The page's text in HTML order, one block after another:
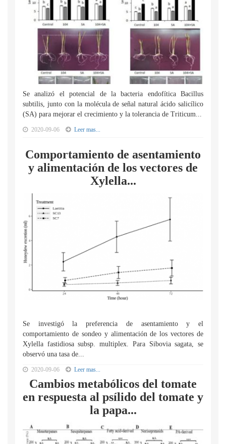
Se analizó el potencial de la bacteria endofítica Bacillus
subtilis, junto con la molécula de señal natural ácido salicílico
(SA) para mejorar el crecimiento y la tolerancia de Triticum...
2020-09-06 Leer mas...
Comportamiento de asentamiento
y alimentación de los vectores de
Xylella...
Se investigó la preferencia de asentamiento y el
comportamiento de sondeo y alimentación de los vectores de
Xylella fastidiosa subsp. multiplex. Para Sibovia sagata, se
observó una tasa de...
2020-09-06 Leer mas...
Cambios metabólicos del tomate
en respuesta al psílido del tomate y
la papa...